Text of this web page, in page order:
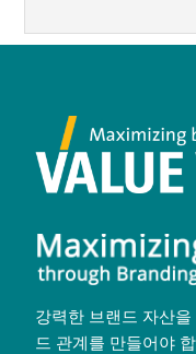
강력한 브랜드 자산
드 관계를 만들어야